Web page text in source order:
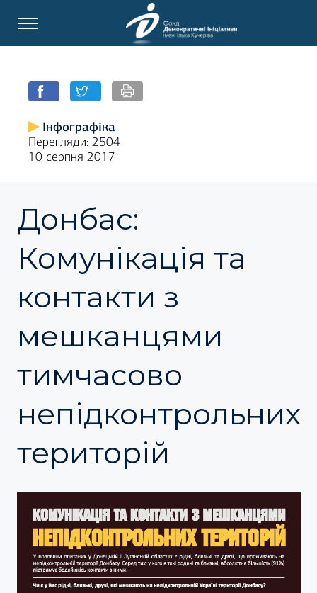
Інфографіка
Перегляди: 2504
10 серпня 2017
Донбас:
Комунікація та
контакти з
мешканцями
тимчасово
непідконтрольних
територій